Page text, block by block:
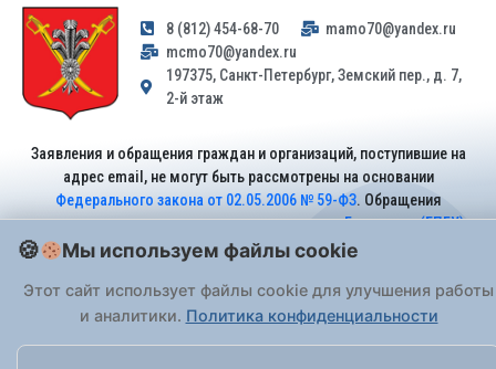
8 (812) 454-68-70
mamo70@yandex.ru
mcmo70@yandex.ru
197375, Санкт-Петербург, Земский пер., д. 7,
2-й этаж
Заявления и обращения граждан и организаций, поступившие на
адрес email, не могут быть рассмотрены на основании
Федерального закона от 02.05.2006 № 59-ФЗ. Обращения
принимаются только: по почте, черезпортал «Госуслуги» (ЕПГУ)
или лично при предъявлении паспорта.
На Сайте действуетПолитика обработки персональных данных
Мы используем файлы cookie
Этот сайт использует файлы cookie для улучшения работы
и аналитики. Политика конфиденциальности